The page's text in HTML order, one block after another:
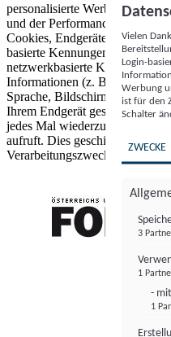
personalisierte Werbung und
und der Performance von
Cookies, Endgeräte- oder
basierte Kennungen, zufällig
netzwerkbasierte Kennungen)
Informationen (z. B.
Sprache, Bildschirmgröße,
Ihrem Endgerät gespeichert
jedes Mal wiederzuerkennen,
aufruft. Dies geschieht für
Verarbeitungszwecke.
Vielen
Login-
Werbung
ist für den
Schalter
ZWECKE
3
1
-
1
FONDS professionell